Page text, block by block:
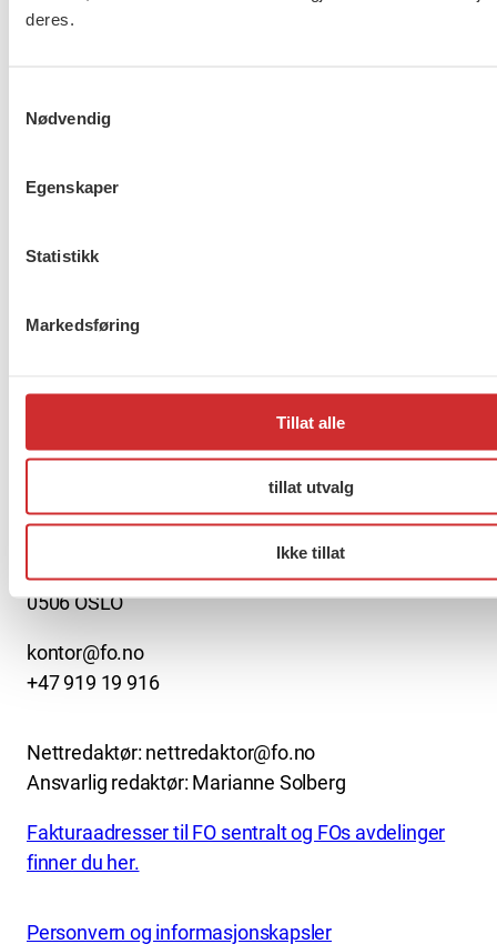
deres.
Nødvendig
Egenskaper
Statistikk
Markedsføring
Tillat alle
tillat utvalg
Ikke tillat
About us (English)
FO (Fellesorganisasjonen)
Pb. 4693 Sofienberg
0506 OSLO
kontor@fo.no
+47 919 19 916
Nettredaktør: nettredaktor@fo.no
Ansvarlig redaktør: Marianne Solberg
Fakturaadresser til FO sentralt og FOs avdelinger
finner du her.
Personvern og informasjonskapsler